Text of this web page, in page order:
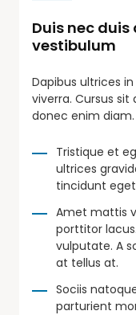
Duis nec
vestibulum
Dapibus ultrices
viverra. Cursus
donec enim diam.
Tristique et
ultrices
tincidunt
Amet mattis
porttitor
vulputate. A
at tellus at.
Sociis
parturient